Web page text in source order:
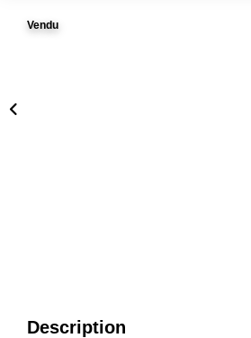
Vendu
Description